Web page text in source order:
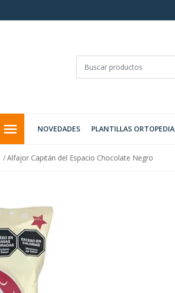
NOVEDADES PLANTILLAS ORTOPEDIA
Alfajor Capitán del Espacio Chocolate Negro